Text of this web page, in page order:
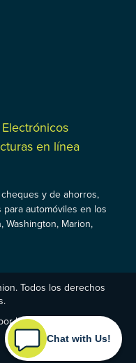
en línea
y de ahorros,
automóviles en los
Washington, Marion,
Todos los derechos
la NCUA
Chat with Us!